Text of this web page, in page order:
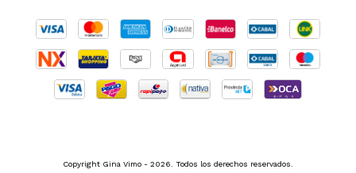
Copyright Gina Vimo - 2026. Todos los derechos reservados.